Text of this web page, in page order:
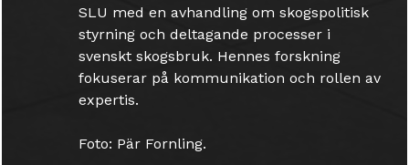
SLU med en avhandling om skogspolitisk
styrning och deltagande processer i
svenskt skogsbruk. Hennes forskning
fokuserar på kommunikation och rollen av
expertis.
Foto: Pär Fornling.